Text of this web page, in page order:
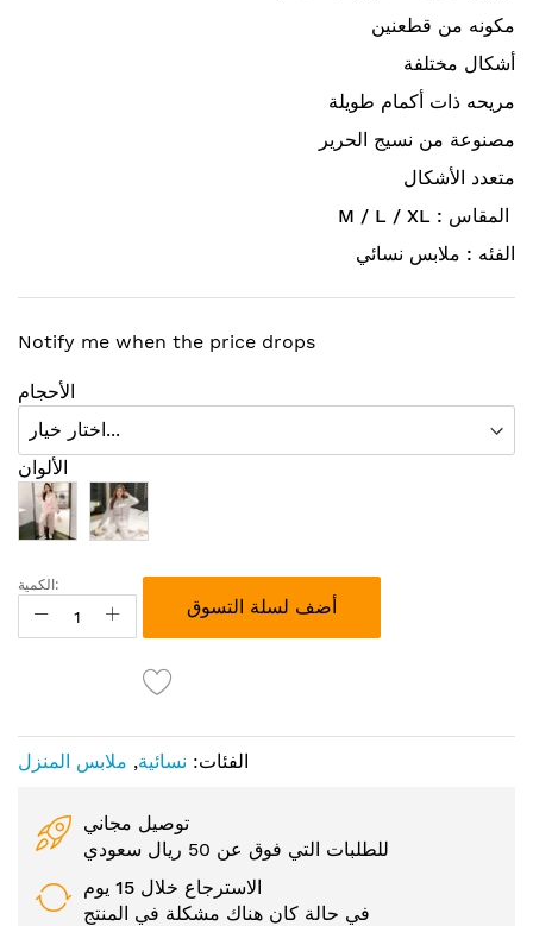
مكونه من قطعنين
أشكال مختلفة
مريحه ذات أكمام طويلة
مصنوعة من نسيج الحرير
متعدد الأشكال
الفئه : ملابس نسائي
Notify me when the price drops
الأحجام
الألوان
الكمية:
أضف لسلة التسوق
الفئات: نسائية, ملابس المنزل
توصيل مجاني
للطلبات التي فوق عن 50 ريال سعودي
الاسترجاع خلال 15 يوم
في حالة كان هناك مشكلة في المنتج